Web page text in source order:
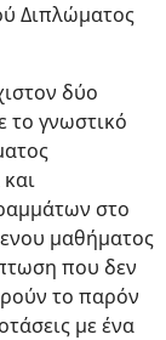
Διπλώματος
δύο
γνωστικό
στο
μαθήματος
που δεν
το παρόν
με ένα